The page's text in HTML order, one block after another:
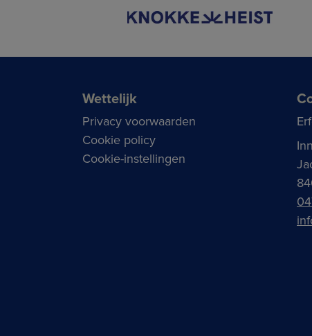
Wettelijk
Privacy voorwaarden
Cookie policy
Cookie-instellingen